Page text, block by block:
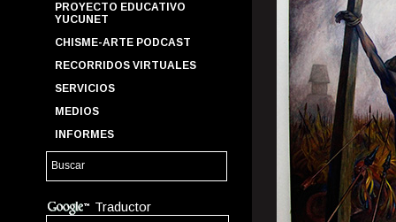
PROYECTO EDUCATIVO
YUCUNET
CHISME-ARTE PODCAST
RECORRIDOS VIRTUALES
SERVICIOS
MEDIOS
INFORMES
Traductor